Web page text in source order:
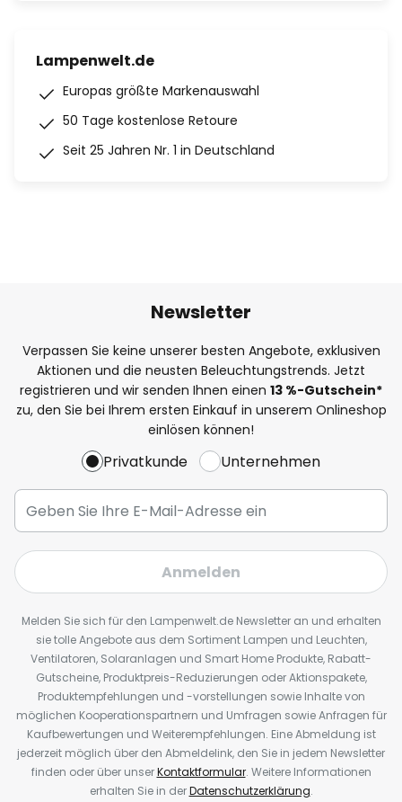
Lampenwelt.de
Europas größte Markenauswahl
50 Tage kostenlose Retoure
Seit 25 Jahren Nr. 1 in Deutschland
Newsletter
Verpassen Sie keine unserer besten Angebote, exklusiven
Aktionen und die neusten Beleuchtungstrends. Jetzt
registrieren und wir senden Ihnen einen 13 %-Gutschein*
zu, den Sie bei Ihrem ersten Einkauf in unserem Onlineshop
einlösen können!
Privatkunde Unternehmen
Anmelden
Melden Sie sich für den Lampenwelt.de Newsletter an und erhalten
sie tolle Angebote aus dem Sortiment Lampen und Leuchten,
Ventilatoren, Solaranlagen und Smart Home Produkte, Rabatt-
Gutscheine, Produktpreis-Reduzierungen oder Aktionspakete,
Produktempfehlungen und -vorstellungen sowie Inhalte von
möglichen Kooperationspartnern und Umfragen sowie Anfragen für
Kaufbewertungen und Weiterempfehlungen. Eine Abmeldung ist
jederzeit möglich über den Abmeldelink, den Sie in jedem Newsletter
finden oder über unserKontaktformular. Weitere Informationen
erhalten Sie in derDatenschutzerklärung.